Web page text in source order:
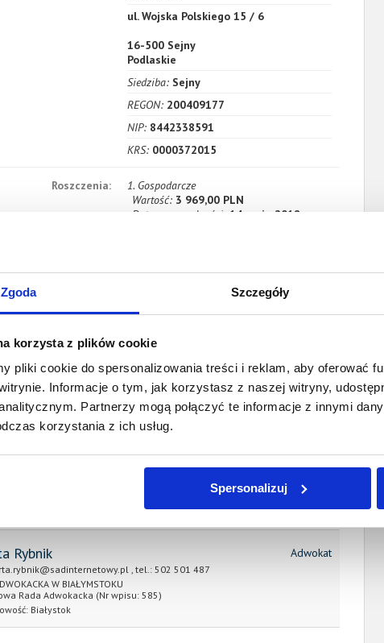
Zgoda Szczegóły
korzysta z plików cookie
pliki cookie do spersonalizowania treści i reklam, aby oferować
Informacje o tym, jak korzystasz z naszej witryny,
Partnerzy mogą połączyć te informacje z innymi
korzystania z ich usług.
Spersonalizuj
ul. Wojska Polskiego 15 / 6
16-500 Sejny
Podlaskie
Siedziba: Sejny
REGON: 200409177
NIP: 8442338591
KRS: 0000372015
Roszczenia:
1. Gospodarcze
Wartość: 3 969,00 PLN
Data wymagalności: 14 maja 2018
Data wymagalności:15 maja 2018
W sumie: Wartość:
Spłacono:
0,00 PLN
wierzytelności:
4 790,21 PLN
nakaz zapłaty/
wyrok sądu z dnia:
5 lutego 2019
25 sierpnia 2018
Pełnomocnik wierzyciela:
Rybnik Adwokat
, tel.: 502 501 487
W BIAŁYMSTOKU
Rada Adwokacka (Nr wpisu: 585)
Białystok